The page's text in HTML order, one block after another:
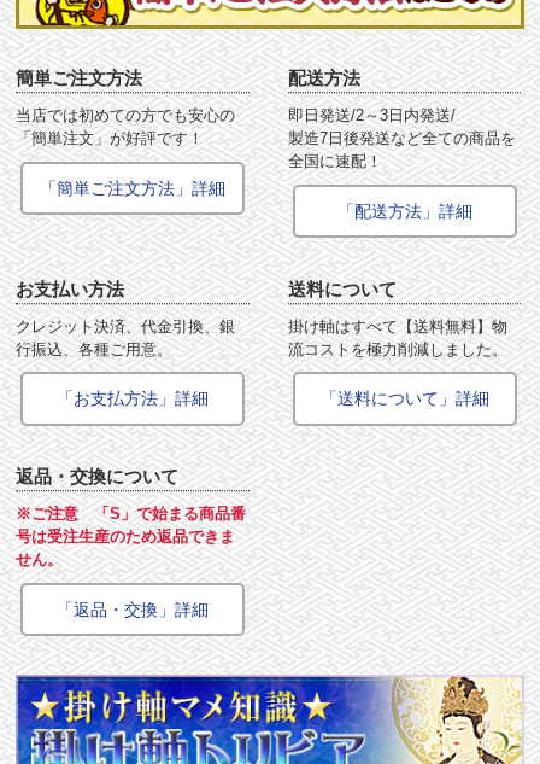
簡単ご注文方法
当店では初めての方でも安心の
「簡単注文」が好評です！
「簡単ご注文方法」詳細
配送方法
即日発送/2～3日内発送/
製造7日後発送など全ての商品を
全国に速配！
「配送方法」詳細
お支払い方法
クレジット決済、代金引換、銀
行振込、各種ご用意。
「お支払方法」詳細
送料について
掛け軸はすべて【送料無料】物
流コストを極力削減しました。
「送料について」詳細
返品・交換について
※ご注意 「S」で始まる商品番
号は受注生産のため返品できま
せん。
「返品・交換」詳細